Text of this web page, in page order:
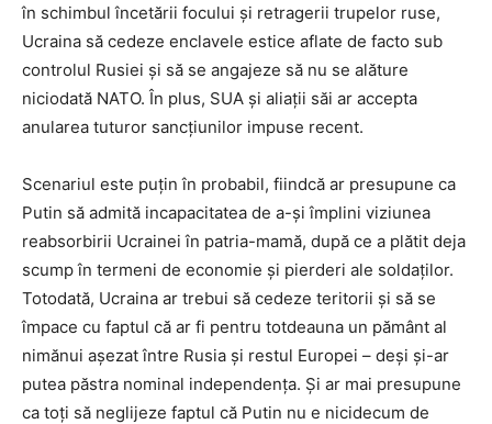
în schimbul încetării focului şi retragerii trupelor ruse,
Ucraina să cedeze enclavele estice aflate de facto sub
controlul Rusiei şi să se angajeze să nu se alăture
niciodată NATO. În plus, SUA şi aliaţii săi ar accepta
anularea tuturor sancţiunilor impuse recent.
Scenariul este puţin în probabil, fiindcă ar presupune ca
Putin să admită incapacitatea de a-şi împlini viziunea
reabsorbirii Ucrainei în patria-mamă, după ce a plătit deja
scump în termeni de economie şi pierderi ale soldaţilor.
Totodată, Ucraina ar trebui să cedeze teritorii şi să se
împace cu faptul că ar fi pentru totdeauna un pământ al
nimănui aşezat între Rusia şi restul Europei – deşi şi-ar
putea păstra nominal independenţa. Şi ar mai presupune
ca toţi să neglijeze faptul că Putin nu e nicidecum de